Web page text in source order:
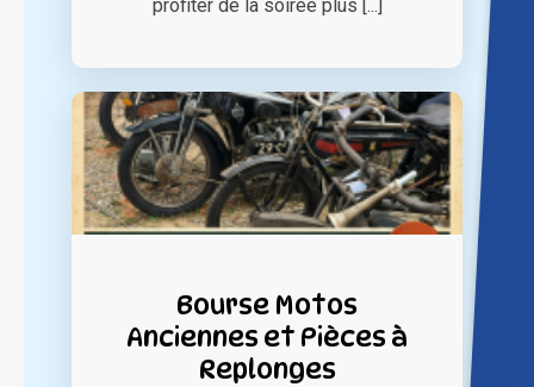
profiter de la soirée plus [...]
Bourse Motos
Anciennes et Pièces à
Replonges